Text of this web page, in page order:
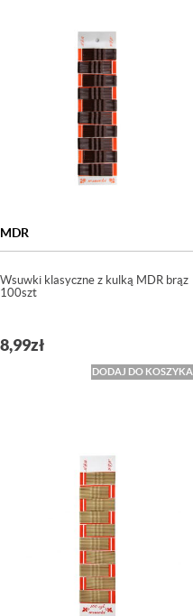
MDR
Wsuwki klasyczne z kulką MDR brąz
100szt
8,99zł
DODAJ DO KOSZYKA